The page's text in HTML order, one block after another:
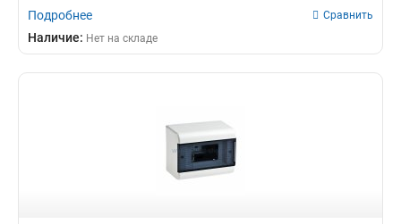
Подробнее Сравнить
Наличие: Нет на складе